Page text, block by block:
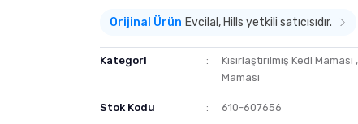
Orijinal Ürün Evcilal, Hills yetkili satıcısıdır.
Kategori Kısırlaştırılmış Kedi Maması ,
Maması
Stok Kodu 610-607656